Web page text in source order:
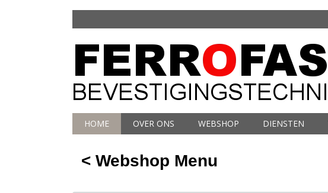
HOME OVER ONS WEBSHOP DIENSTEN
< Webshop Menu